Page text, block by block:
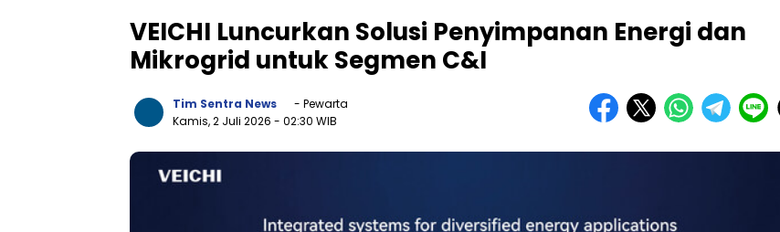
VEICHI Luncurkan Solusi Penyimpanan Energi dan
Mikrogrid untuk Segmen C&I
Tim Sentra News
- Pewarta
Kamis, 2 Juli 2026 - 02:30 WIB